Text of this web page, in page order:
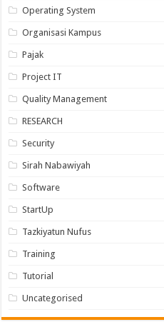
Operating System
Organisasi Kampus
Pajak
Project IT
Quality Management
RESEARCH
Security
Sirah Nabawiyah
Software
StartUp
Tazkiyatun Nufus
Training
Tutorial
Uncategorised